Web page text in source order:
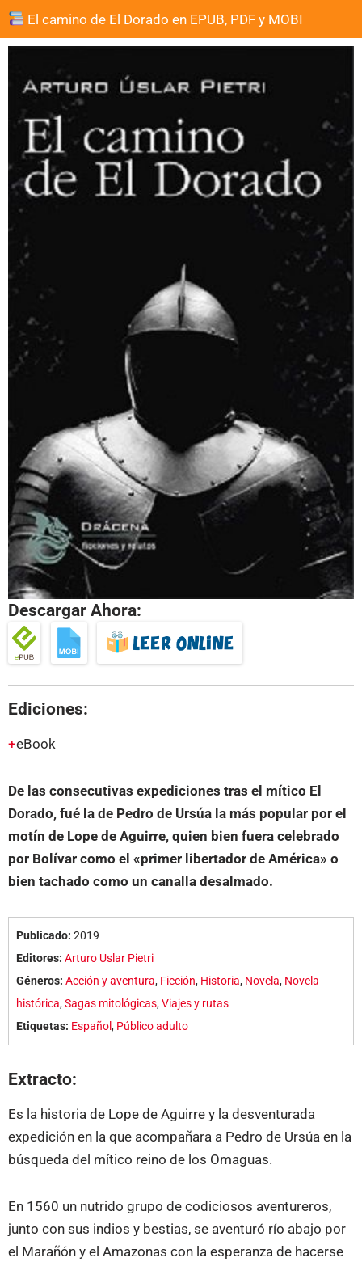
El camino de El Dorado en EPUB, PDF y MOBI
Descargar Ahora:
Ediciones:
eBook
De las consecutivas expediciones tras el mítico El
Dorado, fué la de Pedro de Ursúa la más popular por el
motín de Lope de Aguirre, quien bien fuera celebrado
por Bolívar como el «primer libertador de América» o
bien tachado como un canalla desalmado.
Publicado: 2019
Editores: Arturo Uslar Pietri
Géneros: Acción y aventura, Ficción, Historia, Novela, Novela
histórica,Sagas mitológicas,Viajes y rutas
Etiquetas: Español, Público adulto
Extracto:
Es la historia de Lope de Aguirre y la desventurada
expedición en la que acompañara a Pedro de Ursúa en la
búsqueda del mítico reino de los Omaguas.
En 1560 un nutrido grupo de codiciosos aventureros,
junto con sus indios y bestias, se aventuró río abajo por
el Marañón y el Amazonas con la esperanza de hacerse